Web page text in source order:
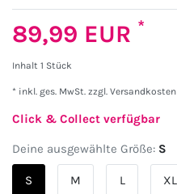
89,99 EUR *
Inhalt 1 Stück
* inkl. ges. MwSt. zzgl. Versandkosten
Click & Collect verfügbar
Deine ausgewählte Größe: S
S M L XL